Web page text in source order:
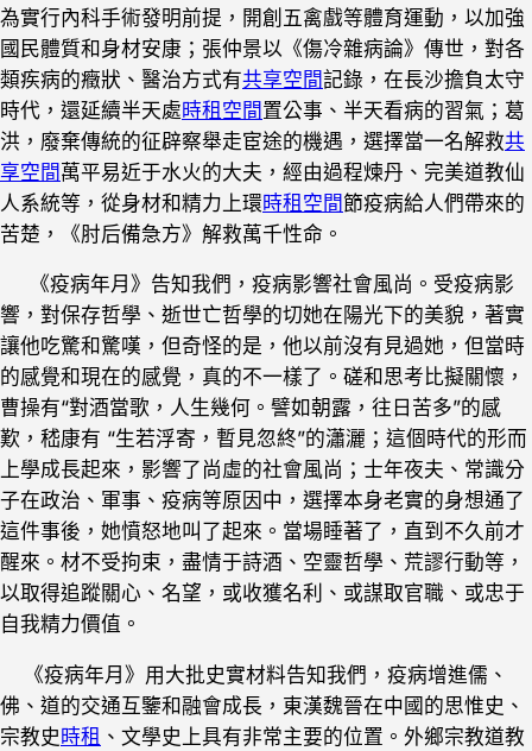
為實行內科手術發明前提，開創五禽戲等體育運動，以加強
國民體質和身材安康；張仲景以《傷冷雜病論》傳世，對各
類疾病的癥狀、醫治方式有共享空間記錄，在長沙擔負太守
時代，還延續半天處時租空間 置公事、半天看病的習氣；葛
洪，廢棄傳統的征辟察舉走宦途的機遇，選擇當一名解救共
享空間 萬平易近于水火的大夫，經由過程煉丹、完美道教仙
人系統等，從身材和精力上環時租空間 節疫病給人們帶來的
苦楚，《肘后備急方》解救萬千性命。
《疫病年月》告知我們，疫病影響社會風尚。受疫病影
響，對保存哲學、逝世亡哲學的切她在陽光下的美貌，著實
讓他吃驚和驚嘆，但奇怪的是，他以前沒有見過她，但當時
的感覺和現在的感覺，真的不一樣了。磋和思考比擬關懷，
曹操有“對酒當歌，人生幾何。譬如朝露，往日苦多”的感
歎，嵇康有 “生若浮寄，暫見忽終”的瀟灑；這個時代的形而
上學成長起來，影響了尚虛的社會風尚；士年夜夫、常識分
子在政治、軍事、疫病等原因中，選擇本身老實的身想通了
這件事後，她憤怒地叫了起來。當場睡著了，直到不久前才
醒來。材不受拘束，盡情于詩酒、空靈哲學、荒謬行動等，
以取得追蹤關心、名望，或收獲名利、或謀取官職、或忠于
自我精力價值。
《疫病年月》用大批史實材料告知我們，疫病增進儒、
佛、道的交通互鑒和融會成長，東漢魏晉在中國的思惟史、
宗教史 時租 、文學史上具有非常主要的位置。外鄉宗教道教